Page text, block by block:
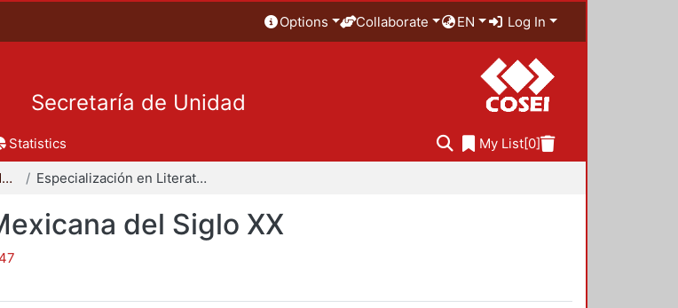
Options Collaborate EN Log In
Secretaría de Unidad
Statistics My List[0]
Coordinación Divisional de Posgrado Especialización en Literatura Mexicana del Siglo XX
del Siglo XX